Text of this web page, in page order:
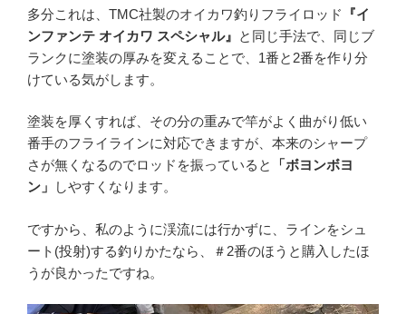
多分これは、TMC社製のオイカワ釣りフライロッド
『イ
ンファンテ オイカワ スペシャル』 と同じ手法で、同じブ
ランクに塗装の厚みを変えることで、1番と2番を作り分
けている気がします。
塗装を厚くすれば、その分の重みで竿がよく曲がり低い
番手のフライラインに対応できますが、本来のシャープ
さが無くなるのでロッドを振っていると
「ボヨンボヨ
ン」
しやすくなります。
ですから、私のように渓流には行かずに、ラインをシュ
ート(投射)する釣りかたなら、＃2番のほうと購入したほ
うが良かったですね。